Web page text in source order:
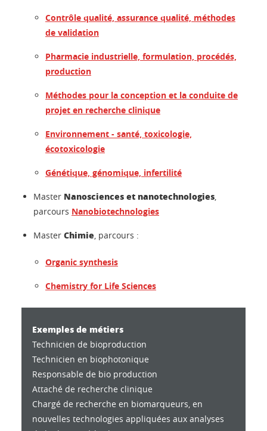
Contrôle qualité, assurance qualité, méthodes
de validation
Pharmacie industrielle, formulation, procédés,
production
Méthodes pour la conception et la conduite de
projet en recherche clinique
Environnement - santé, toxicologie,
écotoxicologie
Génétique, génomique, infertilité
Master Nanosciences et nanotechnologies
parcours Nanobiotechnologies
Master Chimie , parcours :
Organic synthesis
Chemistry for Life Sciences
Exemples de métiers
Technicien de bioproduction
Technicien en biophotonique
Responsable de bio production
Attaché de recherche clinique
Chargé de recherche en biomarqueurs, en
nouvelles technologies appliquées aux analyses